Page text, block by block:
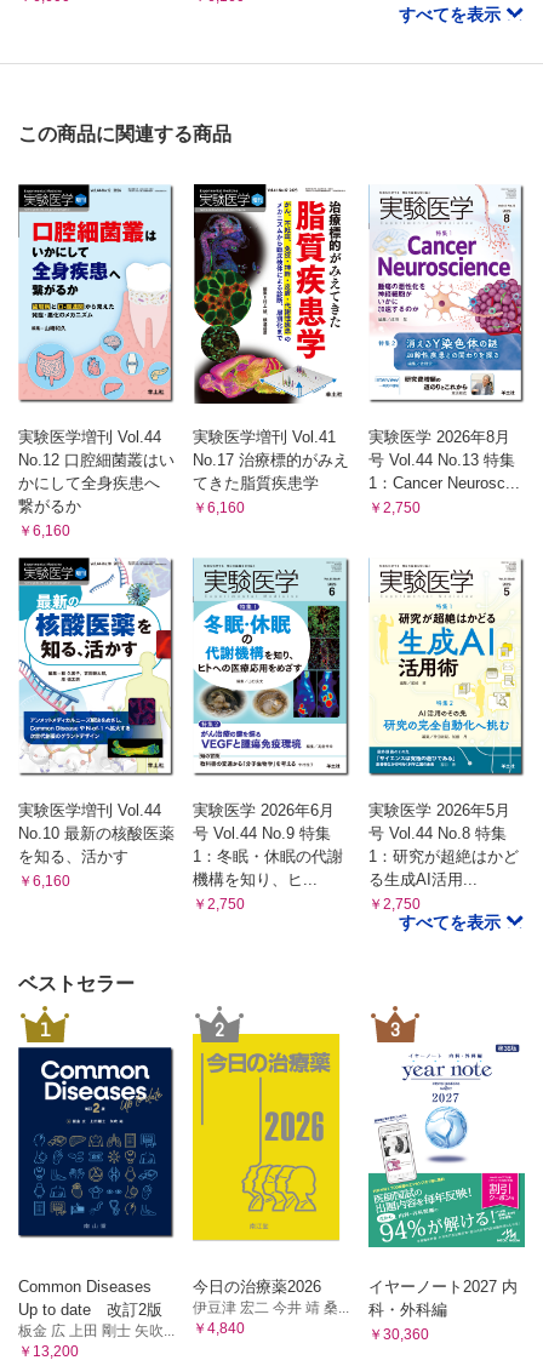
すべてを表示
この商品に関連する商品
実験医学増刊 Vol.44
No.12 口腔細菌叢はい
かにして全身疾患へ
繋がるか
￥6,160
実験医学増刊 Vol.41
No.17 治療標的がみえ
てきた脂質疾患学
￥6,160
実験医学 2026年8月
号 Vol.44 No.13 特集
1：Cancer Neurosc...
￥2,750
実験医学増刊 Vol.44
No.10 最新の核酸医薬
を知る、活かす
￥6,160
実験医学 2026年6月
号 Vol.44 No.9 特集
1：冬眠・休眠の代謝
機構を知り、ヒ...
￥2,750
実験医学 2026年5月
号 Vol.44 No.8 特集
1：研究が超絶はかど
る生成AI活用...
￥2,750
すべてを表示
ベストセラー
1
Common Diseases
Up to date 改訂2版
板金 広 上田 剛士 矢吹...
￥13,200
2
今日の治療薬2026
伊豆津 宏二 今井 靖 桑...
￥4,840
3
イヤーノート2027 内
科・外科編
￥30,360